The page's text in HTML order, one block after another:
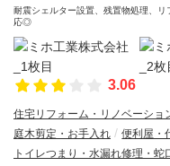
耐震シェルター設置、残置物処理、
応◎
3.06
住宅リフォーム・リノベーショ
庭木剪定・お手入れ
便利屋・
トイレつまり・水漏れ修理・蛇